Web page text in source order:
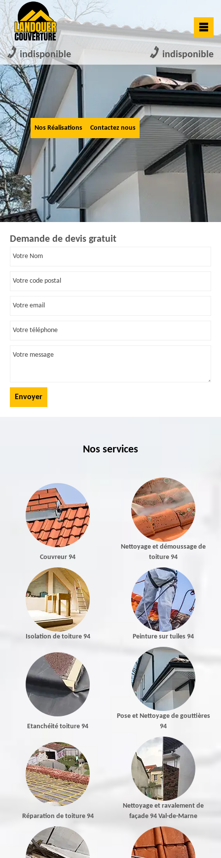
indisponible indisponible
Nos Réalisations Contactez nous
Demande de devis gratuit
Nos services
Couvreur 94
Nettoyage et démoussage de
toiture 94
Isolation de toiture 94 Peinture sur tuiles 94
Etanchéité toiture 94
Pose et Nettoyage de gouttières
94
Réparation de toiture 94
Nettoyage et ravalement de
façade 94 Val-de-Marne